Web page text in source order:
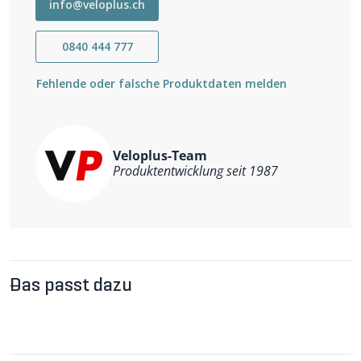
Tasche an nahezu jedem Gepäckträger montieren.
Verschluss: Rolltop mit Verschlusshaken
Montage: QL2.1 Hakensystem
Typ: Einzeltasche
Ergonomisches Rückentragesystem, Brustgurt
Volumen: 22l
info@veloplus.ch
0840 444 777
Fehlende oder falsche Produktdaten melden
Veloplus-Team
Produktentwicklung seit 1987
Das passt dazu